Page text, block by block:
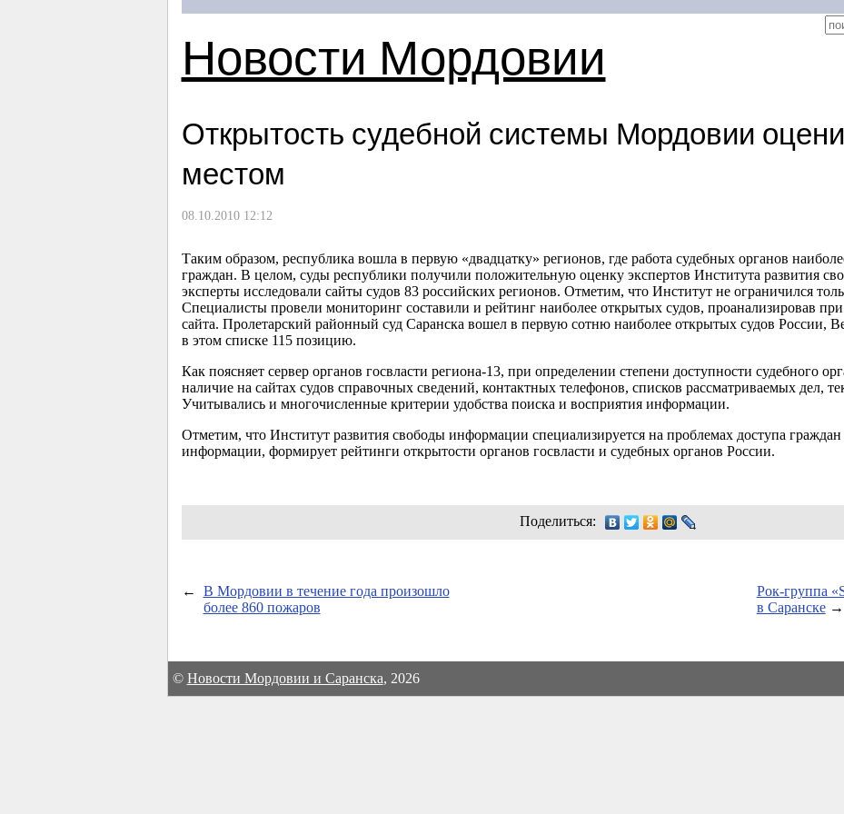
Новости Мордовии
Открытость судебной системы Мордовии
местом
08.10.2010 12:12
Таким образом, республика вошла в первую «двадцатку» регионов, где работа судебных органов
граждан. В целом, суды республики получили положительную оценку экспертов Института развития
эксперты исследовали сайты судов 83 российских регионов. Отметим, что Институт не ограничился
Специалисты провели мониторинг составили и рейтинг наиболее открытых судов, проанализировав
сайта. Пролетарский районный суд Саранска вошел в первую сотню наиболее открытых судов России,
в этом списке 115 позицию.
Как поясняет сервер органов госвласти региона-13, при определении степени доступности судебного
наличие на сайтах судов справочных сведений, контактных телефонов, списков рассматриваемых дел,
Учитывались и многочисленные критерии удобства поиска и восприятия информации.
Отметим, что Институт развития свободы информации специализируется на проблемах доступа
информации, формирует рейтинги открытости органов госвласти и судебных органов России.
Поделиться:
←
В Мордовии в течение года произошло
более 860 пожаров
Рок-группа
в Саранске→
© Новости Мордовии и Саранска, 2026